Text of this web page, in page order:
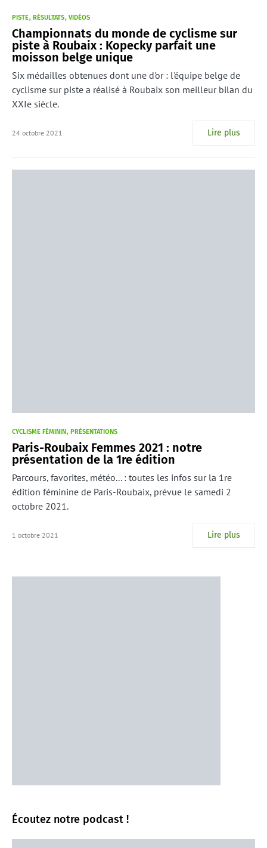
PISTE RÉSULTATS VIDÉOS
Championnats du monde de cyclisme sur
piste à Roubaix : Kopecky parfait une
moisson belge unique
Six médailles obtenues dont une d'or : l'équipe belge de
cyclisme sur piste a réalisé à Roubaix son meilleur bilan du
XXIe siècle.
24 octobre 2021 Lire plus
CYCLISME FÉMININ PRÉSENTATIONS
Paris-Roubaix Femmes 2021 : notre
présentation de la 1re édition
Parcours, favorites, météo... : toutes les infos sur la 1re
édition féminine de Paris-Roubaix, prévue le samedi 2
octobre 2021.
1 octobre 2021 Lire plus
Écoutez notre podcast !